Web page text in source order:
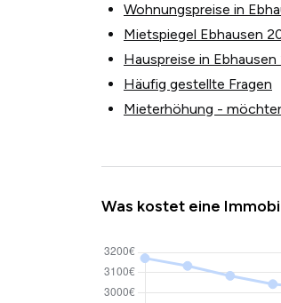
Wohnungspreise in
Mietspiegel Ebhausen
Hauspreise in
Häufig gestellte Fragen
Mieterhöhung -
Was kostet eine